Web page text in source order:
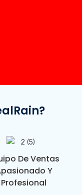
De Ventas
Y
Profesional